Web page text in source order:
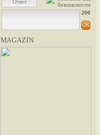
200
MAGAZİN